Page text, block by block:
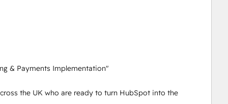
& Payments Implementation"
the UK who are ready to turn HubSpot into the